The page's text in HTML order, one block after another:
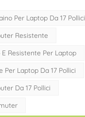
Per Laptop Da 17 Pollici
Resistente
Resistente Per Laptop
Per Laptop Da 17 Pollici
Da 17 Pollici